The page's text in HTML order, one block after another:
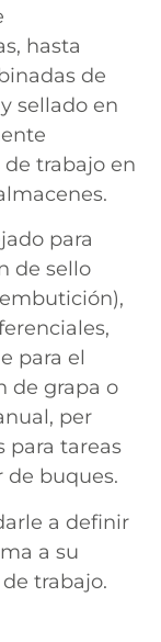
hasta
de
sellado en
trabajo en
para
de sello
para el
de grapa o
per
para tareas
de buques.
a definir
a su
trabajo.